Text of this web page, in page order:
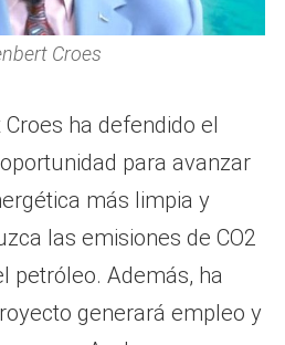
Croes
ha defendido el
para avanzar
más limpia y
las emisiones de CO2
petróleo. Además, ha
generará empleo y